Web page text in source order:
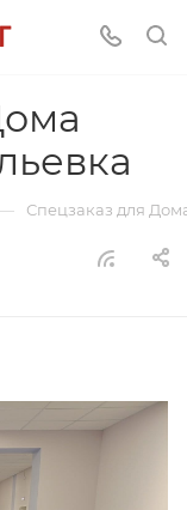
Спецзаказ для